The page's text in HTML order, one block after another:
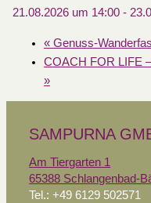
21.08.2026 um 14:00-
«Genuss-
COACH FOR LIFE
»
SAMPURNA
Am Tiergarten 1
65388 Schlangenbad-
Tel.: +49 6129 502571